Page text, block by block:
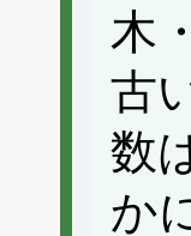
木
古
数
か